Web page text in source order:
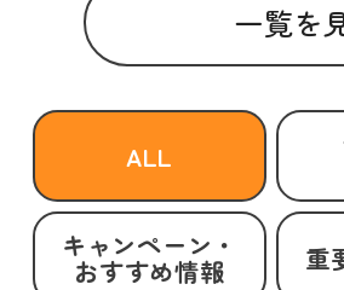
一覧を
ALL
キャンペーン・
おすすめ情報 重